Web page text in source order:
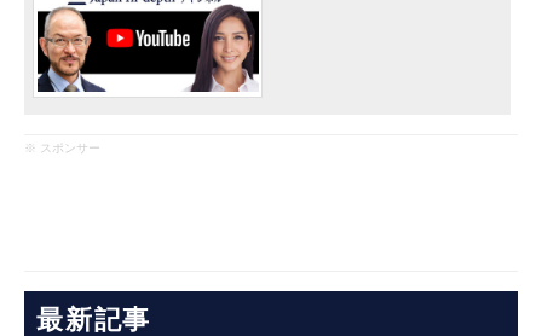
※ スポンサー
最新記事